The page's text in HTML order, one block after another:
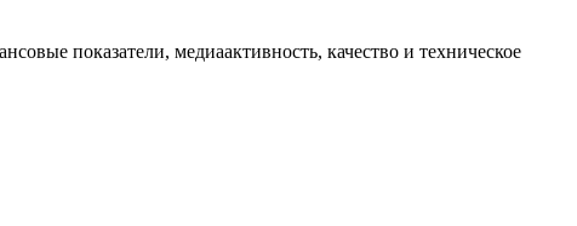
показатели, медиаактивность, качество и техническое